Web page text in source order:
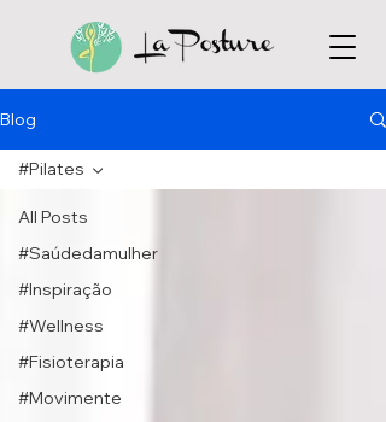
Blog
All Posts
#Saúdedamulher
#Inspiração
#Wellness
#Fisioterapia
#Movimente
#Pilates